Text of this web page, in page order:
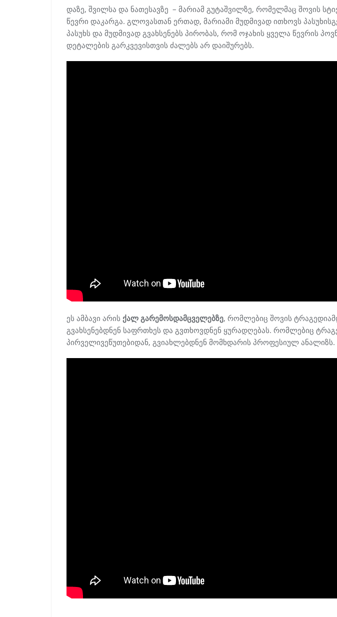
დაზე, შვილსა და ნათესავზე – მარიამ გუტაშვილზე, რომელმაც შოვის
წევრი დაკარგა. გლოვასთან ერთად, მარიამი მუდმივად ითხოვს
პასუხს და მუდმივად გვახსენებს პირობას, რომ ოჯახის ყველა წევრის
დეტალების გარკვევისთვის ძალებს არ დაიშურებს.
ეს ამბავი არის ქალ გარემოსდამცველებზე, რომლებიც შოვის
გვახსენებდნენ საფრთხეს და გვთხოვდნენ ყურადღებას. რომლებიც
პირველივეწუთებიდან, გვიახლებდნენ მომხდარის პროფესიულ ანალიზს.